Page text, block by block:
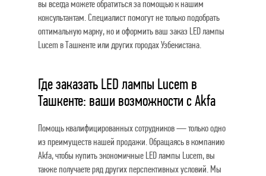
вы всегда можете обратиться за помощью к нашим
консультантам. Специалист помогут не только подобрать
оптимальную марку, но и оформить ваш заказ LED лампы
Lucem в Ташкенте или других городах Узбекистана.
Где заказать LED лампы Lucem в
Ташкенте: ваши возможности с Akfa
Помощь квалифицированных сотрудников — только одно
из преимуществ нашей продажи. Обращаясь в компанию
Akfa, чтобы купить экономичные LED лампы Lucem, вы
также получаете ряд других перспективных условий. Мы